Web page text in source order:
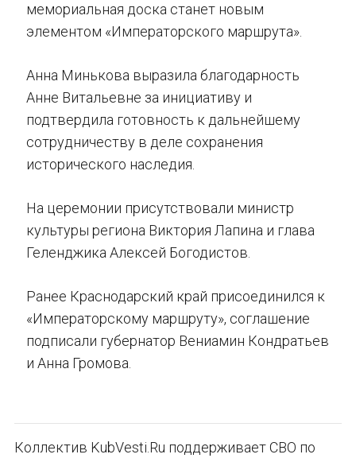
мемориальная доска станет новым
элементом «Императорского маршрута».
Анна Минькова выразила благодарность
Анне Витальевне за инициативу и
подтвердила готовность к дальнейшему
сотрудничеству в деле сохранения
исторического наследия.
На церемонии присутствовали министр
культуры региона Виктория Лапина и глава
Геленджика Алексей Богодистов.
Ранее Краснодарский край присоединился к
«Императорскому маршруту», соглашение
подписали губернатор Вениамин Кондратьев
и Анна Громова.
Коллектив KubVesti.Ru поддерживает СВО по